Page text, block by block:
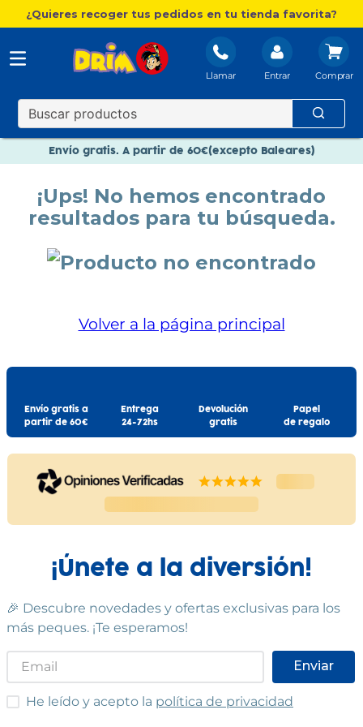
¿Quieres recoger tus pedidos en tu tienda favorita?
Llamar Entrar
Envío gratis. A partir de 60€(excepto Baleares)
Nuevo catálogo Aire Libre
Paga en 3 plazos sin intereses
¡Ups! No hemos encontrado
resultados para tu búsqueda.
Volver a la página principal
Envío gratis a
partir de 60€
Entrega
24-72hs
Devolución
gratis
Papel
de regalo
¡Únete a la diversión!
🎉 Descubre novedades y ofertas exclusivas para los
más peques. ¡Te esperamos!
Enviar
He leído y acepto las condiciones
He leído y acepto la política de privacidad